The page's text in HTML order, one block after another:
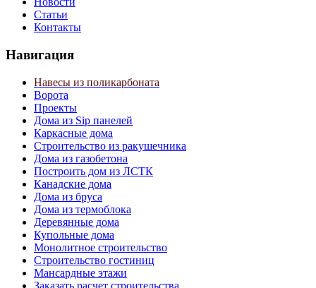
Статьи
Контакты
Навигация
Навесы из поликарбоната
Ворота
Проекты
Дома из Sip панелей
Каркасные дома
Строительство из ракушечника
Дома из газобетона
Построить дом из ЛСТК
Канадские дома
Дома из бруса
Дома из термоблока
Деревянные дома
Купольные дома
Монолитное строительство
Строительство гостиниц
Мансардные этажи
Заказать расчет строительства